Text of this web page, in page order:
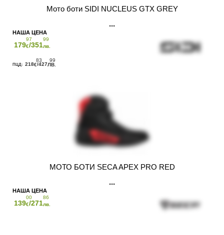
Мото боти SIDI NUCLEUS GTX GREY
179
97
€/351
99
лв.
218
83
€/427
99
ЛВ.
МОТО БОТИ SECA APEX PRO RED
139
00
€/271
86
лв.